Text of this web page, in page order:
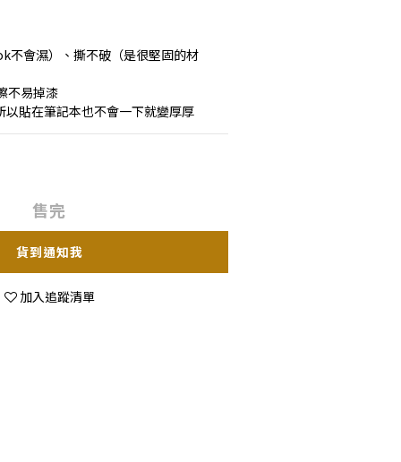
不會濕）、撕不破（是很堅固的材
不易掉漆
以貼在筆記本也不會一下就變厚厚
售完
貨到通知我
加入追蹤清單